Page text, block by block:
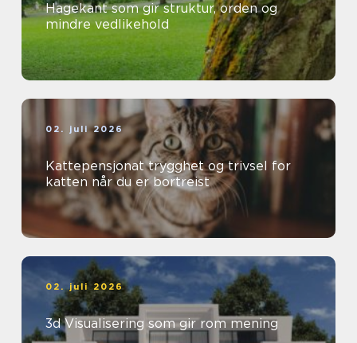
Hagekant som gir struktur, orden og
mindre vedlikehold
02. juli 2026
Kattepensjonat trygghet og trivsel for
katten når du er bortreist
02. juli 2026
3d Visualisering som gir rom mening